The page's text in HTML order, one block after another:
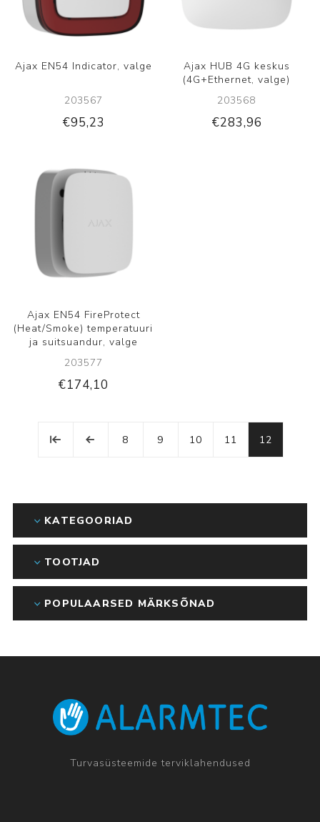
Ajax EN54 Indicator, valge
203567
€95,23
Ajax HUB 4G keskus
(4G+Ethernet, valge)
203568
€283,96
Ajax EN54 FireProtect
(Heat/Smoke) temperatuuri
ja suitsuandur, valge
203577
€174,10
8 9 10 11 12
KATEGOORIAD
TOOTJAD
POPULAARSED MÄRKSÕNAD
Turvasüsteemide terviklahendused